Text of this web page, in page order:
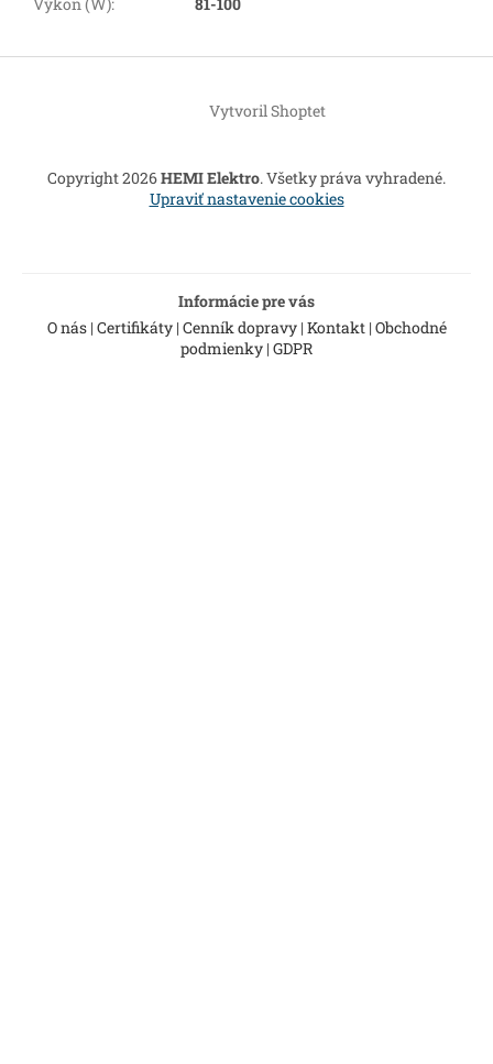
Vytvoril Shoptet
Copyright 2026HEMI Elektro. Všetky práva vyhradené.
Upraviť nastavenie cookies
Informácie pre vás
O nás| Certifikáty| Cenník dopravy| Kontakt| Obchodné
podmienky | GDPR